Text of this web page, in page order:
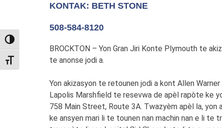
TOGGLE HIGH CONTRAST
TOGGLE FONT SIZE
KONTAK: BETH STONE
508-584-8120
BROCKTON – Yon Gran Jiri Konte Plymouth te
te anonse jodi a.
Yon akizasyon te retounen jodi a kont Allen
Lapolis Marshfield te resevwa de apèl rapòte ke
758 Main Street, Route 3A. Twazyèm apèl la,
ke ansyen mari li te tounen nan machin nan e li te